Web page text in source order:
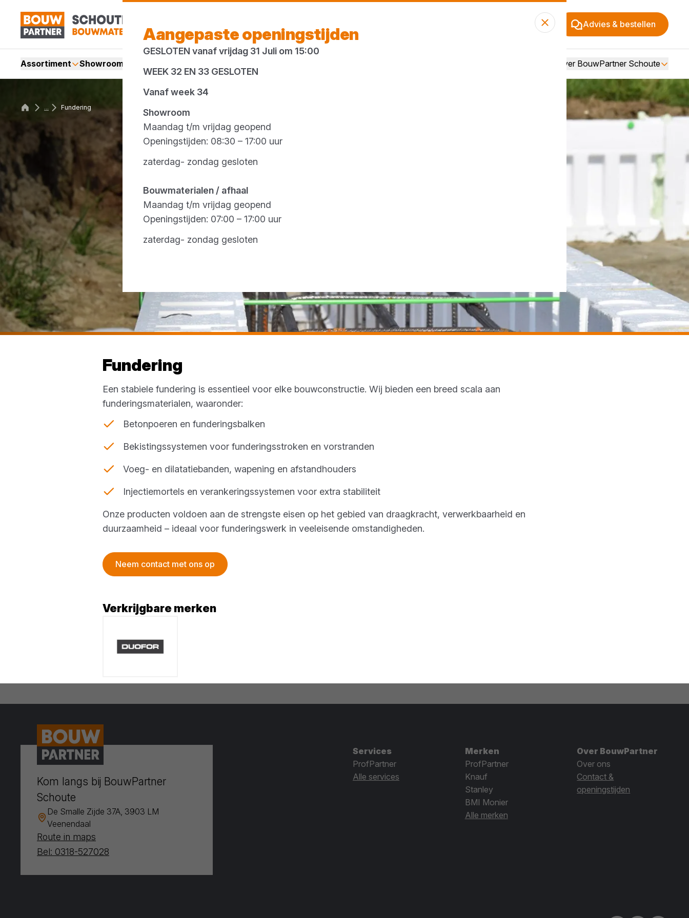
Advies & bestellen
Assortiment Showroom Over BouwPartner Schoute
... Fundering
Fundering
Een stabiele fundering is essentieel voor elke bouwconstructie. Wij bieden een breed scala aan
funderingsmaterialen, waaronder:
Betonpoeren en funderingsbalken
Bekistingssystemen voor funderingsstroken en vorstranden
Voeg- en dilatatiebanden, wapening en afstandhouders
Injectiemortels en verankeringssystemen voor extra stabiliteit
Onze producten voldoen aan de strengste eisen op het gebied van draagkracht, verwerkbaarheid en
duurzaamheid – ideaal voor funderingswerk in veeleisende omstandigheden.
Neem contact met ons op
Verkrijgbare merken
Aangepaste openingstijden
GESLOTEN vanaf vrijdag 31 Juli om 15:00
WEEK 32 EN 33 GESLOTEN
Vanaf week 34
Showroom
Maandag t/m vrijdag geopend
Openingstijden: 08:30 – 17:00 uur
zaterdag- zondag gesloten
Bouwmaterialen / afhaal
Maandag t/m vrijdag geopend
Openingstijden: 07:00 – 17:00 uur
zaterdag- zondag gesloten
Kom langs bij BouwPartner
Schoute
De Smalle Zijde 37A, 3903 LM
Veenendaal
Route in maps
Bel: 0318-527028
Services
ProfPartner
Alle services
Merken
ProfPartner
Knauf
Stanley
BMI Monier
Alle merken
Over BouwPartner
Over ons
Contact &
openingstijden